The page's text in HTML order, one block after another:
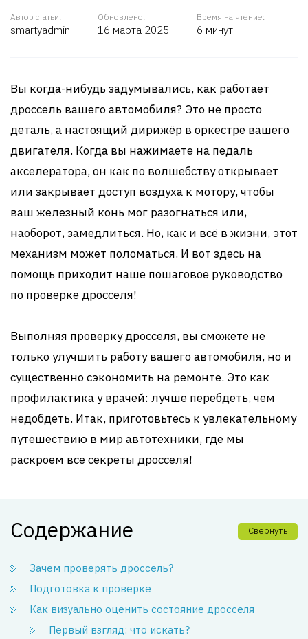
Автор статьи:
smartyadmin
Обновлено:
16 марта 2025
Время на чтение:
6 минут
Вы когда-нибудь задумывались, как работает
дроссель вашего автомобиля? Это не просто
деталь, а настоящий дирижёр в оркестре вашего
двигателя. Когда вы нажимаете на педаль
акселератора, он как по волшебству открывает
или закрывает доступ воздуха к мотору, чтобы
ваш железный конь мог разогнаться или,
наоборот, замедлиться. Но, как и всё в жизни, этот
механизм может поломаться. И вот здесь на
помощь приходит наше пошаговое руководство
по проверке дросселя!
Выполняя проверку дросселя, вы сможете не
только улучшить работу вашего автомобиля, но и
существенно сэкономить на ремонте. Это как
профилактика у врачей: лучше перебдеть, чем
недобдеть. Итак, приготовьтесь к увлекательному
путешествию в мир автотехники, где мы
раскроем все секреты дросселя!
Содержание Свернуть
Зачем проверять дроссель?
Подготовка к проверке
Как визуально оценить состояние дросселя
Первый взгляд: что искать?